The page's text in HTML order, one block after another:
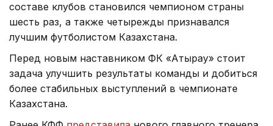
составе клубов становился чемпионом страны
шесть раз, а также четырежды признавался
лучшим футболистом Казахстана.
Перед новым наставником ФК «Атырау» стоит
задача улучшить результаты команды и добиться
более стабильных выступлений в чемпионате
Казахстана.